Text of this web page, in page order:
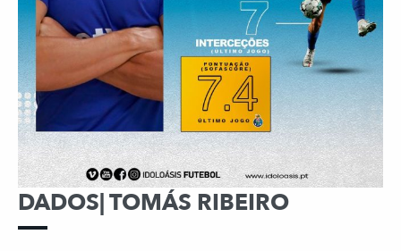
DADOS| TOMÁS RIBEIRO